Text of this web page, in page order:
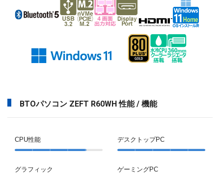
BTOパソコン ZEFT R60WH 性能 / 機能
CPU性能
グラフィック
デスクトップPC
ゲーミングPC